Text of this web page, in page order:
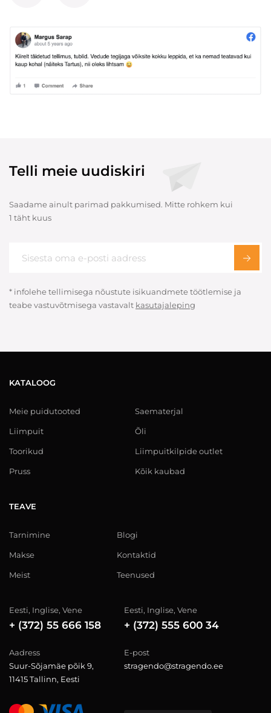
Telli meie uudiskiri
Saadame ainult parimad pakkumised. Mitte rohkem kui
1 täht kuus
* infolehe tellimisega nõustute isikuandmete töötlemise ja
teabe vastuvõtmisega vastavalt kasutajaleping
KATALOOG
Meie puidutooted
Liimpuit
Toorikud
Pruss
Saematerjal
Õli
Liimpuitkilpide outlet
Kõik kaubad
TEAVE
Tarnimine
Makse
Meist
Blogi
Kontaktid
Teenused
Eesti, Inglise, Vene
+ (372) 55 666 158
Eesti, Inglise, Vene
+ (372) 555 600 34
Aadress
Suur-Sõjamäe põik 9,
11415 Tallinn, Eesti
E-post
stragendo@stragendo.ee